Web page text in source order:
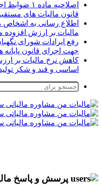
قانون مالیات های
مالیات بر ارزش افزوده
رفع ایرادات شورای
جهت اجرای قانون
کاهش نرخ مالیات بر
اساسی و قند و شکر
پرسش و پاسخ